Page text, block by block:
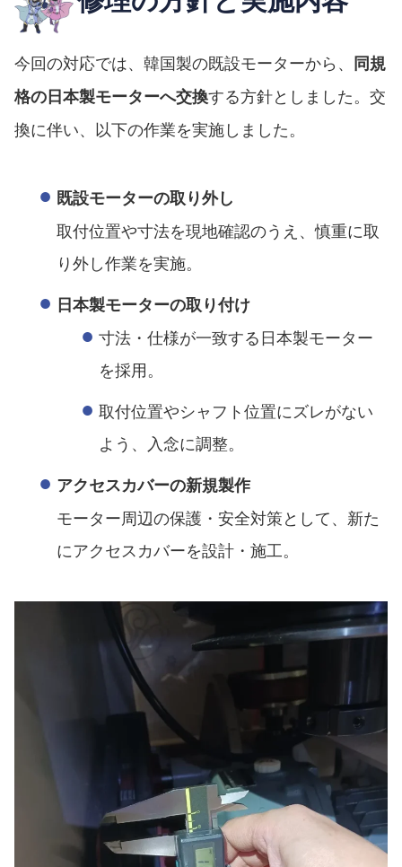
今回の対応では、韓国製の既設モーターから、 同規
格の日本製モーターへ交換する方針としました。交
換に伴い、以下の作業を実施しました。
既設モーターの取り外し
取付位置や寸法を現地確認のうえ、慎重に取
り外し作業を実施。
日本製モーターの取り付け
寸法・仕様が一致する日本製モーター
を採用。
取付位置やシャフト位置にズレがない
よう、入念に調整。
アクセスカバーの新規製作
モーター周辺の保護・安全対策として、新た
にアクセスカバーを設計・施工。